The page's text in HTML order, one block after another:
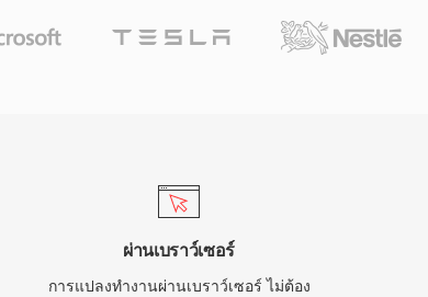
ผ่านเบราว์เซอร์
การแปลงทำงานผ่านเบราว์เซอร์ ไม่ต้อง